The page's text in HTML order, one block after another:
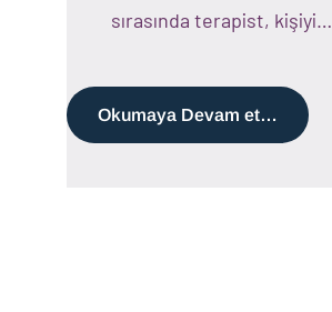
sırasında terapist, kişiyi…
Okumaya Devam et…